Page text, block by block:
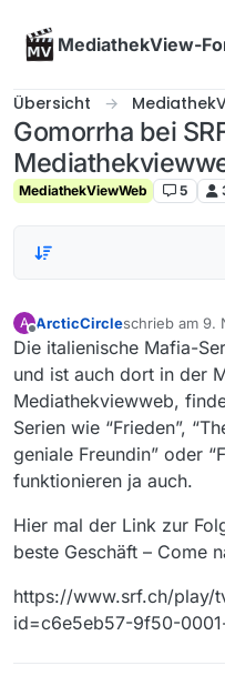
MediathekView-
Übersicht
Gomorrha bei
MediathekViewWeb 5
A
Offline
ArcticCircleschrieb am 9.
zuletzt editiert
Die italienische Mafia-
und ist auch dort in der
Mediathekviewweb,
Serien wie “Frieden”,
geniale Freundin” oder
funktionieren ja auch.
Hier mal der Link zur
beste Geschäft – Come
https://www.srf.ch/play/
id=c6e5eb57-9f50-